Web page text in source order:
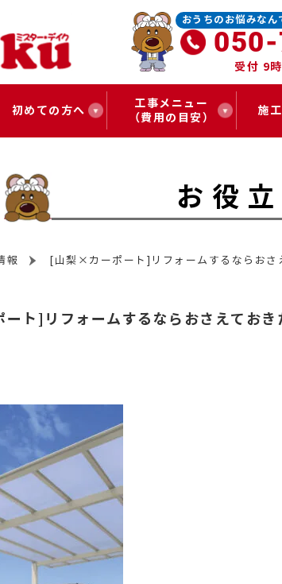
おうちのお悩みなん
受付 9
初めての方へ
工事メニュー
（費用の目安）
施
お役
報 [山梨×カーポート]リフォームするならおさ
ト]リフォームするならおさえておき